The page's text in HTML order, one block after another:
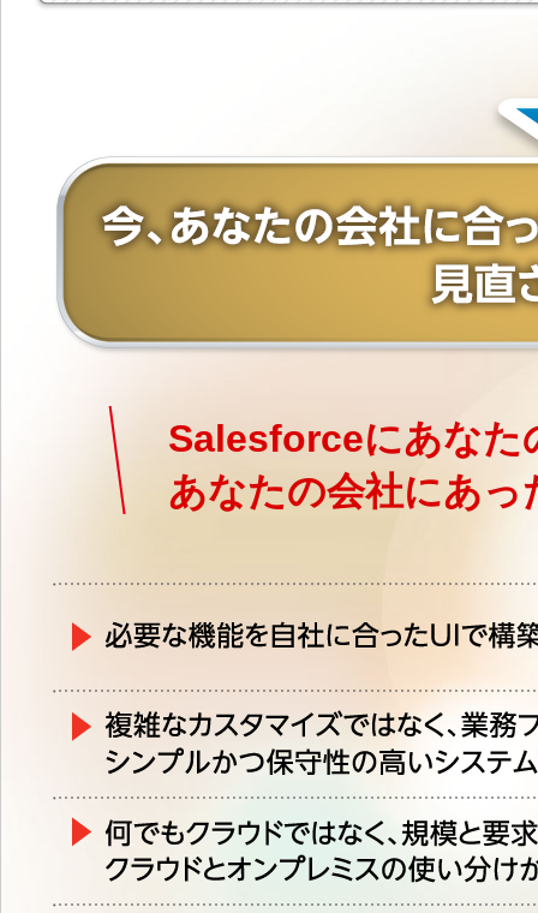
Salesforceにあなた
あなたの会社にあ